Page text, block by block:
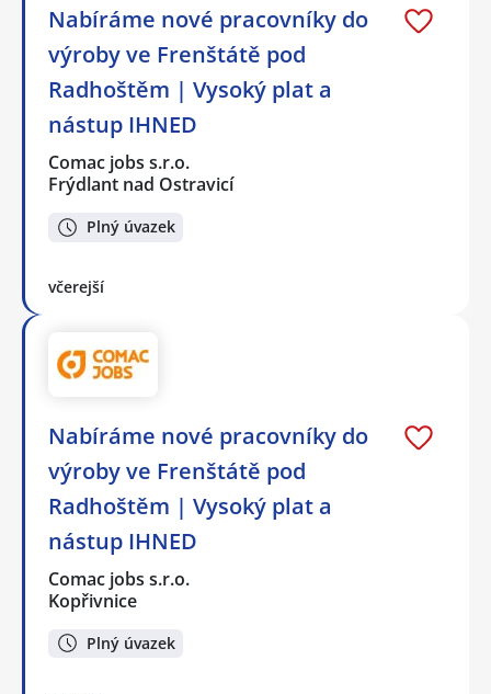
Nabíráme nové pracovníky do
výroby ve Frenštátě pod
Radhoštěm | Vysoký plat a
nástup IHNED
Comac jobs s.r.o.
Frýdlant nad Ostravicí
Plný úvazek
včerejší
Nabíráme nové pracovníky do
výroby ve Frenštátě pod
Radhoštěm | Vysoký plat a
nástup IHNED
Comac jobs s.r.o.
Kopřivnice
Plný úvazek